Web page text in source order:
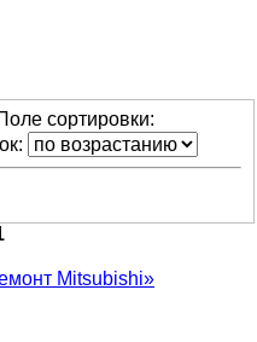
сортировки:
Mitsubishi»